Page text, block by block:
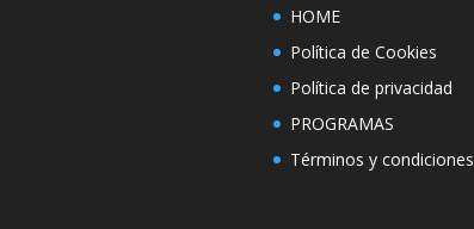
HOME
Política de Cookies
Política de privacidad
PROGRAMAS
Términos y condiciones